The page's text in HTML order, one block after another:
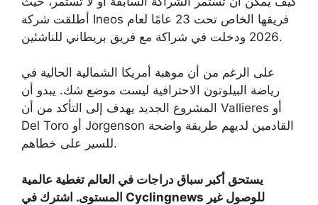
أطلقت شركة Ineos فريقها الخاص تحت 23 عامًا لعام
2026 ودخلت في شراكة مع فريق بريطاني للناشئين.
على الرغم من أن موهبة أمريكا الشمالية الحالية في
رياضة البيلوتون الاحترافية ليست موضع شك. يبدو أن
المشروع الجديد يهدف إلى التأكد من أن Vallieres أو
Del Toro أو Jorgenson القادمين لديهم طريقة واضحة
للسير على خطاهم.
يستحق أكبر سباق دراجات في العالم تغطية عالمية
المستوى. اشترك في Cyclingnews للوصول غير